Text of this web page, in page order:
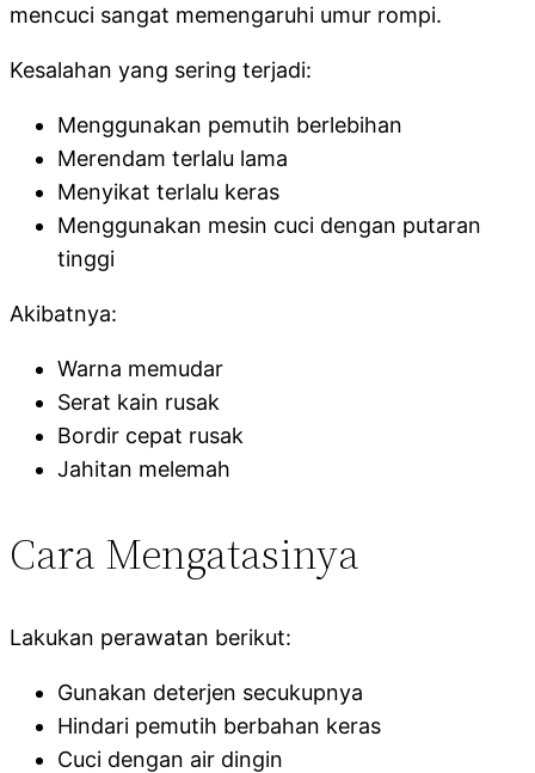
mencuci sangat memengaruhi umur rompi.
Kesalahan yang sering terjadi:
Menggunakan pemutih berlebihan
Merendam terlalu lama
Menyikat terlalu keras
Menggunakan mesin cuci dengan putaran
tinggi
Akibatnya:
Warna memudar
Serat kain rusak
Bordir cepat rusak
Jahitan melemah
Cara Mengatasinya
Lakukan perawatan berikut:
Gunakan deterjen secukupnya
Hindari pemutih berbahan keras
Cuci dengan air dingin